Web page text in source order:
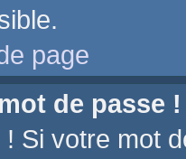
page
de passe !
! Si votre